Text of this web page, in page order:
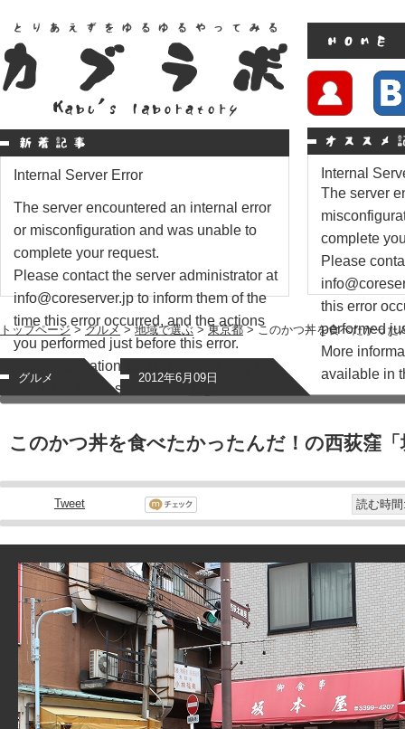
Internal Server Error
The server encountered an internal error
or misconfiguration and was unable to
complete your request.
Please contact the server administrator at
info@coreserver.jp to inform them of the
time this error occurred, and the actions
you performed just before this error.
More information about this error may be
available in the server error log.
Internal
The server
complete
Please
this error
performed
More
available in
トップページ >グルメ >地域で選ぶ >東京都> このかつ丼を食べたかった
グルメ 2012年6月09日
このかつ丼を食べたかったんだ！の西荻窪「
Tweet 読む時